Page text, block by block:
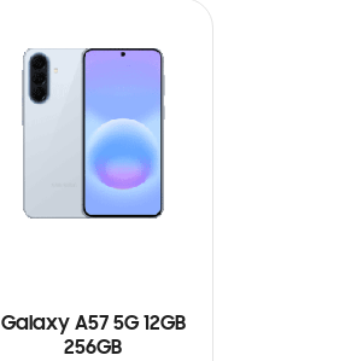
Galaxy A57 5G 12GB
256GB